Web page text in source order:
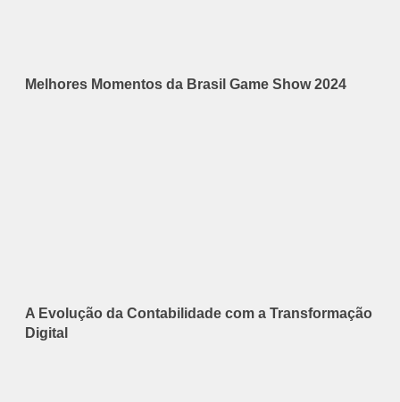
Melhores Momentos da Brasil Game Show 2024
A Evolução da Contabilidade com a Transformação
Digital